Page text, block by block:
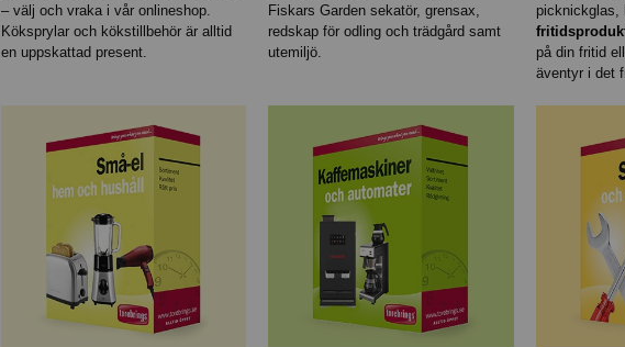
– välj och vraka i vår onlineshop.
Köksprylar och kökstillbehör är alltid
en uppskattad present.
Fiskars Garden sekatör, grensax,
redskap för odling och trädgård samt
utemiljö.
picknickglas,
på din fritid
äventyr i det